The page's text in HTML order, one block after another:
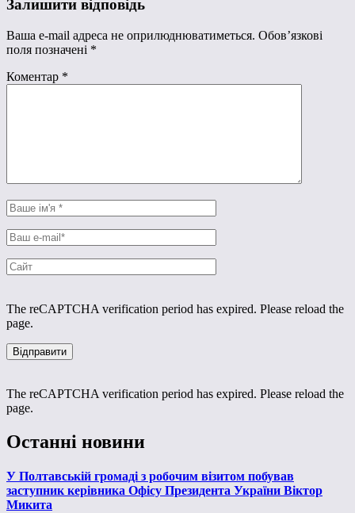
Залишити відповідь
Ваша e-mail адреса не оприлюднюватиметься. Обов’язкові
поля позначені *
Коментар *
The reCAPTCHA verification period has expired. Please reload the
page.
The reCAPTCHA verification period has expired. Please reload the
page.
Останні новини
У Полтавській громаді з робочим візитом побував
заступник керівника Офісу Президента України Віктор
Микита